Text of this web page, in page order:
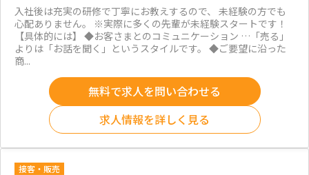
入社後は充実の研修で丁寧にお教えするので、 未経験の方でも
心配ありません。 ※実際に多くの先輩が未経験スタートです！
【具体的には】 ◆お客さまとのコミュニケーション …「売る」
よりは「お話を聞く」というスタイルです。 ◆ご要望に沿った
商...
無料で求人を問い合わせる
求人情報を詳しく見る
接客・販売